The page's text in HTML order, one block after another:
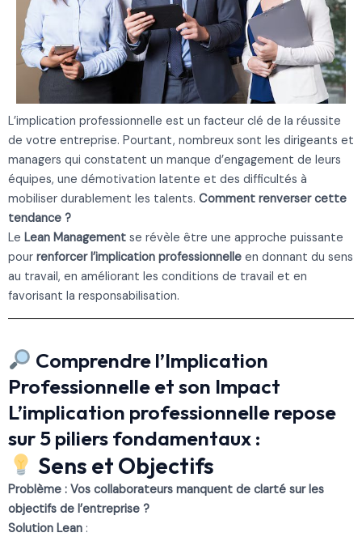
L’implication professionnelle est un facteur clé de la réussite
de votre entreprise. Pourtant, nombreux sont les dirigeants et
managers qui constatent un manque d’engagement de leurs
équipes, une démotivation latente et des difficultés à
mobiliser durablement les talents. Comment renverser cette
tendance ?
Le Lean Management se révèle être une approche puissante
pour renforcer l’implication professionnelle en donnant du sens
au travail, en améliorant les conditions de travail et en
favorisant la responsabilisation.
Comprendre l’Implication
Professionnelle et son Impact
L’implication professionnelle repose
sur 5 piliers fondamentaux :
Sens et Objectifs
Problème : Vos collaborateurs manquent de clarté sur les
objectifs de l’entreprise ?
Solution Lean :